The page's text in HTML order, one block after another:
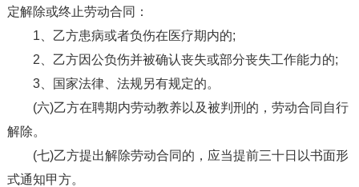
定解除或终止劳动合同：
1、乙方患病或者负伤在医疗期内的;
2、乙方因公负伤并被确认丧失或部分丧失工作能力的;
3、国家法律、法规另有规定的。
(六)乙方在聘期内劳动教养以及被判刑的，劳动合同自行
解除。
(七)乙方提出解除劳动合同的，应当提前三十日以书面形
式通知甲方。